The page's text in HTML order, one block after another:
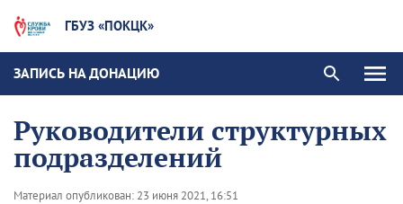
ГБУЗ «ПОКЦК»
ЗАПИСЬ НА ДОНАЦИЮ
Руководители структурных
подразделений
Материал опубликован: 23 июня 2021, 16:51